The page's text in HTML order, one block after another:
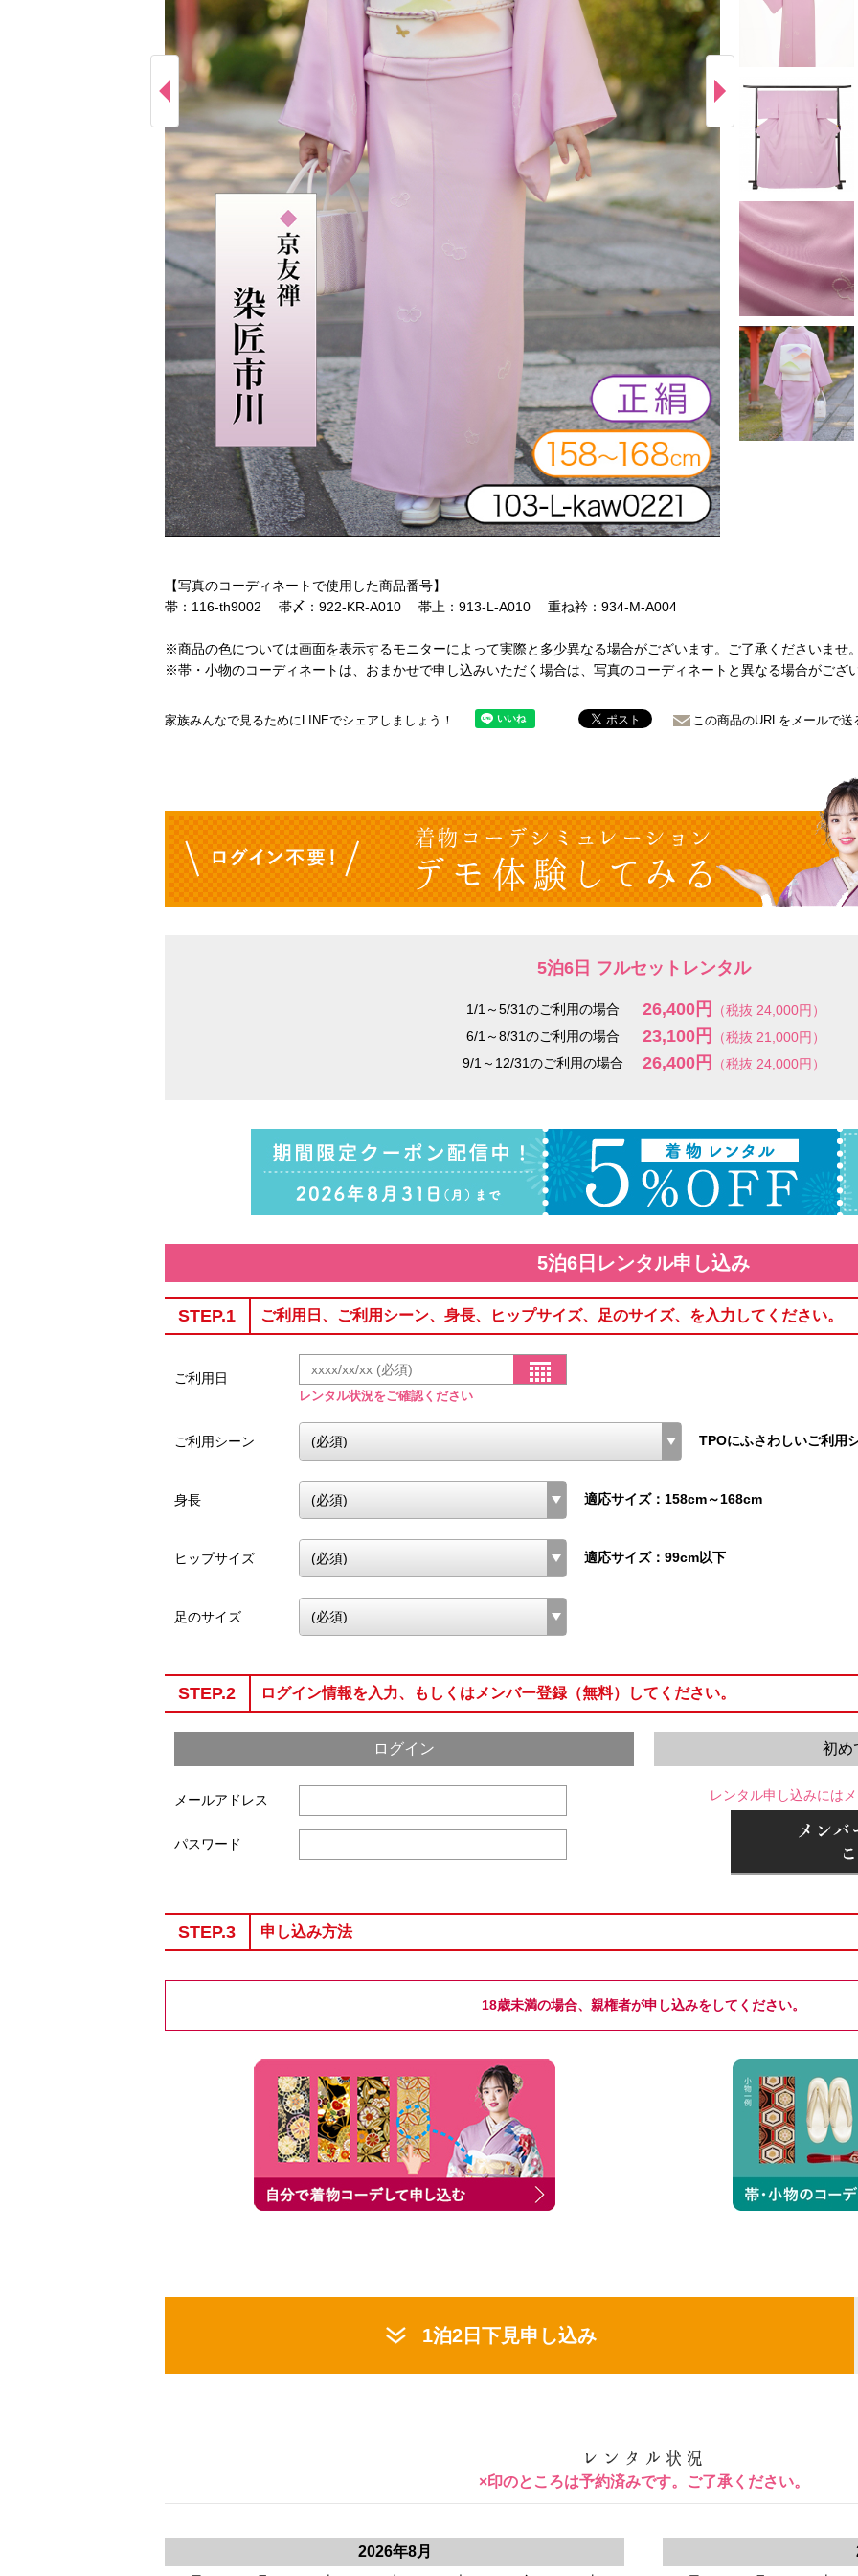
【写真のコーディネートで使用した商品番号】
帯：116-th9002 帯〆：922-KR-A010 帯上：913-L-A010 重ね衿：934-M-A004
※商品の色については画面を表示するモニターによって実際と多少異なる場合がございます。ご了承くださいませ。
※帯・小物のコーディネートは、おまかせで申し込みいただく場合は、写真のコーディネートと異なる場合がござい
家族みんなで見るためにLINEでシェアしましょう！ この商品のURLをメールで送
5泊6日 フルセットレンタル
1/1～5/31のご利用の場合 26,400円
（税抜 24,000円）
6/1～8/31のご利用の場合
23,100円
（税抜 21,000円）
9/1～12/31のご利用の場合
26,400円 （税抜 24,000円）
5泊6日レンタル申し込み
STEP.1 ご利用日、ご利用シーン、身長、ヒップサイズ、足のサイズ、を入力してください。
ご利用日
レンタル状況をご確認ください
ご利用シーン TPOにふさわしいご利用
身長 適応サイズ：158cm～168cm
ヒップサイズ 適応サイズ：99cm以下
足のサイズ
STEP.2 ログイン情報を入力、もしくはメンバー登録（無料）してください。
ログイン
メールアドレス
パスワード
初め
レンタル申し込みには
STEP.3 申し込み方法
18歳未満の場合、親権者が申し込みをしてください。
1泊2日下見申し込み
×印のところは予約済みです。ご了承ください。
2026年8月